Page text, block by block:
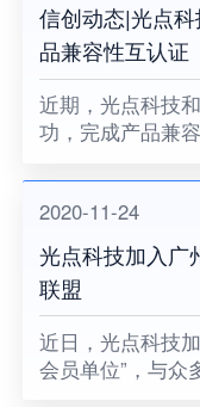
信创动态|光点
品兼容性互认证
近期，光点科技
功，完成产品兼
2020-11-24
光点科技加入广
联盟
近日，光点科技
会员单位”，与众